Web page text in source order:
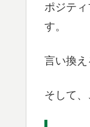
ポジティ
す。
言い換え
そして